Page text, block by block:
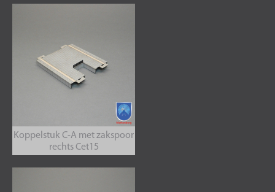
Koppelstuk C-A met zakspoor
rechts Cet15